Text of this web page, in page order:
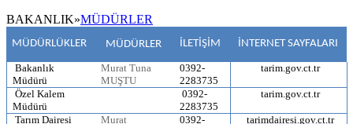
BAKANLIK»MÜDÜRLER
MÜDÜRLÜKLER MÜDÜRLER İLETİŞİM İNTERNET SAYFALARI
Bakanlık
Müdürü
Murat Tuna
MUŞTU
0392-
2283735
tarim.gov.ct.tr
Özel Kalem
Müdürü
0392-
2283735
tarim.gov.ct.tr
Tarım Dairesi
Murat
0392-
tarimdairesi.gov.ct.tr